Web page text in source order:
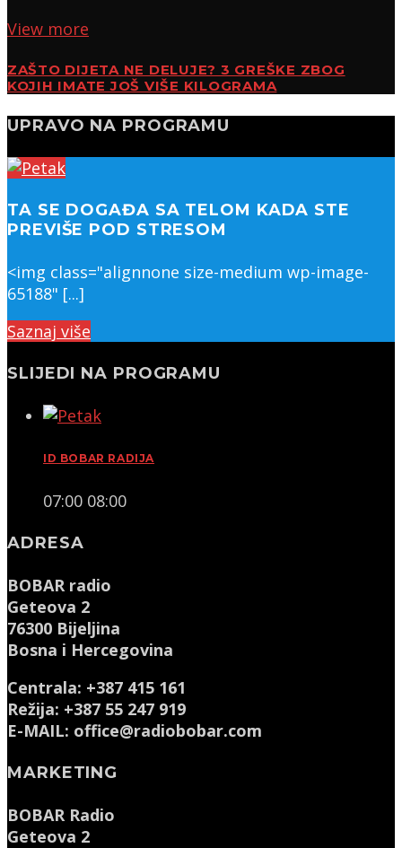
View more
ZAŠTO DIJETA NE DELUJE? 3 GREŠKE ZBOG
KOJIH IMATE JOŠ VIŠE KILOGRAMA
UPRAVO NA PROGRAMU
TA SE DOGAĐA SA TELOM KADA STE
PREVIŠE POD STRESOM
<img class="alignnone size-medium wp-image-
65188" [...]
Saznaj više
SLIJEDI NA PROGRAMU
ID BOBAR RADIJA
07:00 08:00
ADRESA
BOBAR radio
Geteova 2
76300 Bijeljina
Bosna i Hercegovina
Centrala: +387 415 161
Režija: +387 55 247 919
E-MAIL: office@radiobobar.com
MARKETING
BOBAR Radio
Geteova 2